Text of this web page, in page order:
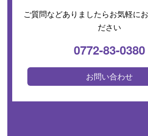
ご質問などありましたらお気軽に
ださい
0772-83-0380
お問い合わせ